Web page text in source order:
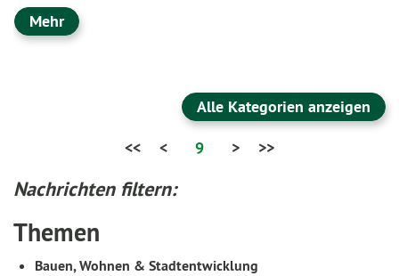
Mehr
Alle Kategorien anzeigen
<<
< 9 > >>
Nachrichten filtern:
Themen
Bauen, Wohnen & Stadtentwicklung